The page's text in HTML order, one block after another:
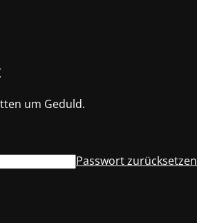
um Geduld.
Passwort zurücksetzen